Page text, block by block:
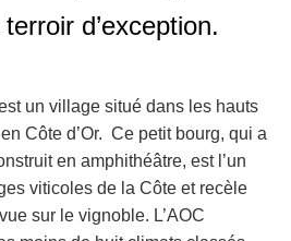
d’exception.
un village situé dans les hauts
Côte d’Or. Ce petit bourg, qui a
en amphithéâtre, est l’un
viticoles de la Côte et recèle
sur le vignoble. L’AOC